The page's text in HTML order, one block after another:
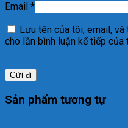
Email *
Lưu tên của tôi, email,
cho lần bình luận kế tiếp của
Sản phẩm tương tự